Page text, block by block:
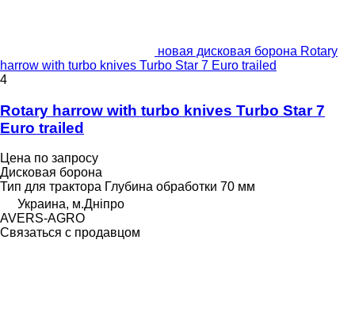
новая дисковая борона Rotary
harrow with turbo knives Turbo Star 7 Euro trailed
4
Rotary harrow with turbo knives Turbo Star 7
Euro trailed
Цена по запросу
Дисковая борона
Тип для трактора Глубина обработки 70 мм
Украина, м.Дніпро
AVERS-AGRO
Связаться с продавцом